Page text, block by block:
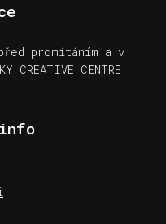
promítáním a v
CREATIVE CENTRE